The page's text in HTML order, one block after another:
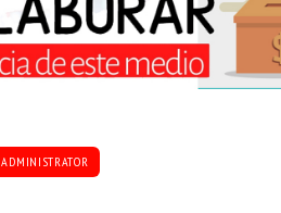
ADMINISTRATOR